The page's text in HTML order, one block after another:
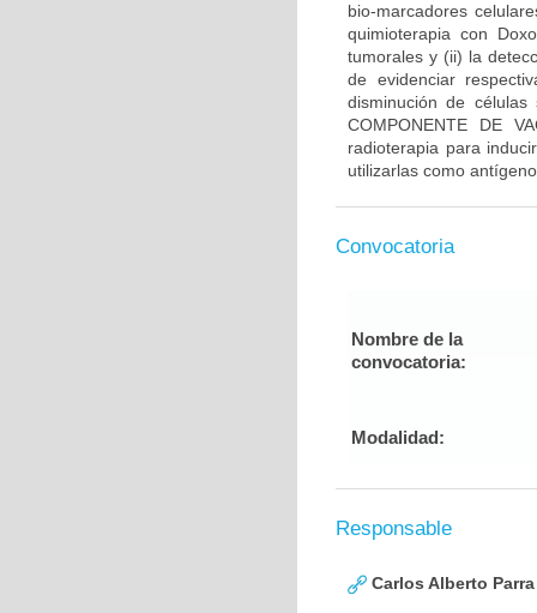
bio-marcadores
quimioterapia con
tumorales y (ii) la
de evidenciar
disminución de
COMPONENTE DE
radioterapia para
utilizarlas como
Convocatoria
Nombre de la
convocatoria:
Modalidad:
Responsable
Carlos Alberto